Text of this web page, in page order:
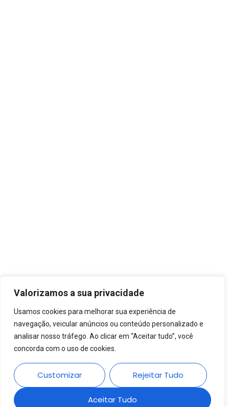
Valorizamos a sua privacidade
Usamos cookies para melhorar sua experiência de
navegação, veicular anúncios ou conteúdo personalizado e
analisar nosso tráfego. Ao clicar em “Aceitar tudo”, você
concorda com o uso de cookies.
Customizar Rejeitar Tudo
Aceitar Tudo